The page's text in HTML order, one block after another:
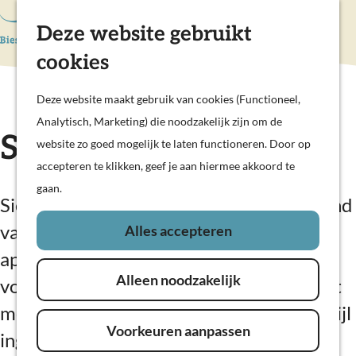
Deze website gebruikt
cookies
Deze website maakt gebruik van cookies (Functioneel,
Analytisch, Marketing) die noodzakelijk zijn om de
website zo goed mogelijk te laten functioneren. Door op
accepteren te klikken, geef je aan hiermee akkoord te
gaan.
Alles accepteren
Alleen noodzakelijk
Voorkeuren aanpassen
G
a
a
d
h
o
m
e
p
K
a
r
t
Z
k
e
n
n
u
Actief & sportief
Op pad met kinderen
Woudrichem
Plan je bezoek
Eten en drinken
Veerdiensten
Weekendje weg
In de regio
Siësta WouW
Siësta WouW, op een paar stappen afstand
van de wijn-tapasbar, is een zelfstandig
appartement. Een unieke ruimte met
volledige privacy. Het is een appartement
met douche, toilet en keukenblok. Met stijl
ingericht.